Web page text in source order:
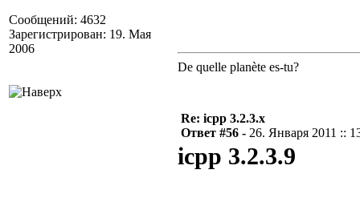
Сообщений: 4632
Зарегистрирован: 19. Мая
2006
De quelle planète es-tu?
Re: icpp 3.2.3.x
Ответ #56 - 26. Января 2011 ::
icpp 3.2.3.9